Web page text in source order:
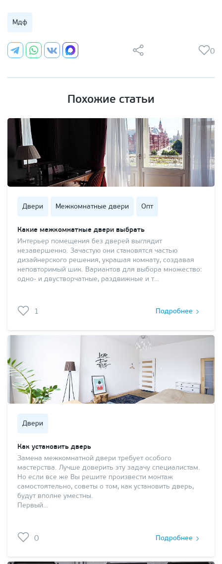
Мдф
0
Похожие статьи
Двери Межкомнатные двери Опт
Какие межкомнатные двери выбрать
Интерьер помещения без дверей выглядит
незавершенно. Зачастую они становятся частью
дизайнерского решения, украшая комнату, создавая
неповторимый шик. Вариантов для выбора множество:
одно- и двустворчатные, раздвижные и т…
1 Подробнее
Двери
Как установить дверь
Замена межкомнатной двери требует особого
мастерства. Лучше доверить эту задачу специалистам.
Но если все же Вы решите произвести монтаж
самостоятельно, советы о том, как установить дверь,
будут вполне уместны.
Первый…
0 Подробнее